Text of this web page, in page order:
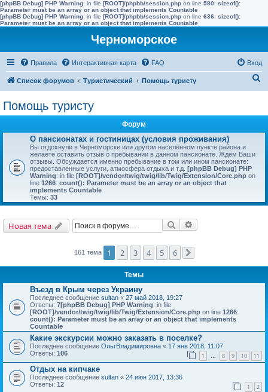
[phpBB Debug] PHP Warning: in file [ROOT]/phpbb/session.php on line 580: sizeof():
Parameter must be an array or an object that implements Countable
[phpBB Debug] PHP Warning: in file [ROOT]/phpbb/session.php on line 636: sizeof():
Parameter must be an array or an object that implements Countable
Черноморское
Правила Интерактивная карта FAQ Вход
Список форумов Туристический Помощь туристу
Помощь туристу
Форум
О пансионатах и гостиницах (условия проживания)
Вы отдохнули в Черноморске или другом населённом пункте района и
желаете оставить отзыв о пребывании в данном пансионате. Ждём Ваши
отзывы. Обсуждается именно пребывание в том или ином пансионате:
предоставленные услуги, атмосфера отдыха и т.д. [phpBB Debug] PHP
Warning: in file [ROOT]/vendor/twig/twig/lib/Twig/Extension/Core.php on
line 1266: count(): Parameter must be an array or an object that
implements Countable
Темы: 33
Новая тема Поиск
161 тема 1 2 3 4 5 6
Темы
Въезд в Крым через Украину
Последнее сообщение sultan « 27 май 2018, 19:27
Ответы: 7[phpBB Debug] PHP Warning: in file
[ROOT]/vendor/twig/twig/lib/Twig/Extension/Core.php on line 1266:
count(): Parameter must be an array or an object that implements
Countable
Какие экскурсии можно заказать в поселке?
Последнее сообщение ОльгВладимировна « 17 янв 2018, 11:07
Ответы: 106 1 … 8 9 10 11
Отдых на кипчаке
Последнее сообщение sultan « 24 июн 2017, 13:36
Ответы: 12 1 2